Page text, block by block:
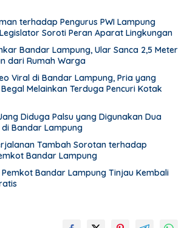
terhadap Pengurus PWI Lampung
Soroti Peran Aparat Lingkungan
Bandar Lampung, Ular Sanca 2,5 Meter
dari Rumah Warga
Viral di Bandar Lampung, Pria yang
Melainkan Terduga Pencuri Kotak
Diduga Palsu yang Digunakan Dua
Bandar Lampung
Tambah Sorotan terhadap
Bandar Lampung
Bandar Lampung Tinjau Kembali